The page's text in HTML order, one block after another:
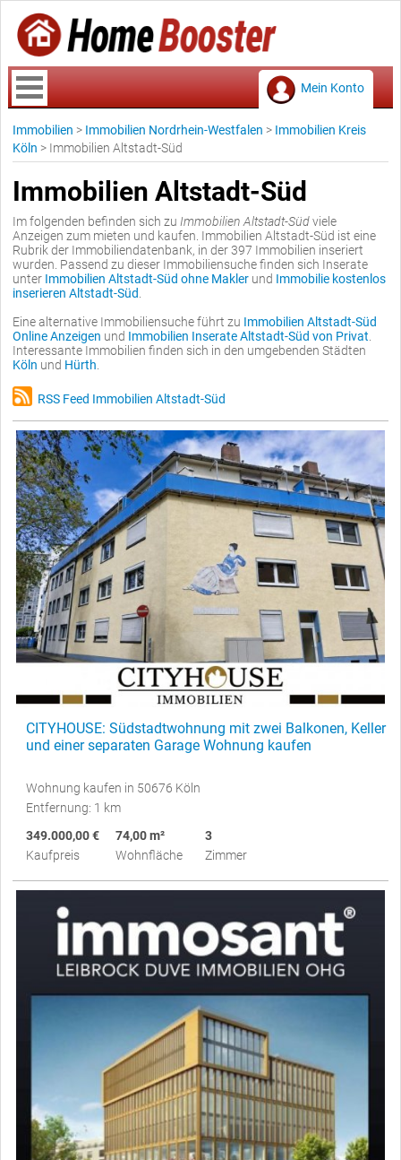
Mein Konto
Immobilien > Immobilien Nordrhein-Westfalen > Immobilien Kreis
Köln > Immobilien Altstadt-Süd
Immobilien Altstadt-Süd
Im folgenden befinden sich zu Immobilien Altstadt-Südviele
Anzeigen zum mieten und kaufen. Immobilien Altstadt-Süd ist eine
Rubrik der Immobiliendatenbank, in der 397 Immobilien inseriert
wurden. Passend zu dieser Immobiliensuche finden sich Inserate
unter Immobilien Altstadt-Süd ohne Makler und Immobilie kostenlos
inserieren Altstadt-Süd
Eine alternative Immobiliensuche führt zu Immobilien Altstadt-Süd
Online Anzeigen und Immobilien Inserate Altstadt-Süd von Privat
Interessante Immobilien finden sich in den umgebenden Städten
Köln und Hürth
RSS Feed Immobilien Altstadt-Süd
CITYHOUSE: Südstadtwohnung mit zwei Balkonen, Keller
und einer separaten Garage Wohnung kaufen
Wohnung kaufen in 50676 Köln
Entfernung: 1 km
349.000,00 €
Kaufpreis
74,00 m²
Wohnfläche
3
Zimmer